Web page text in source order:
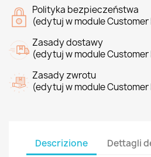
Polityka bezpieczeństwa
(edytuj w module Customer
Zasady dostawy
(edytuj w module Customer
Zasady zwrotu
(edytuj w module Customer
Descrizione Dettagli